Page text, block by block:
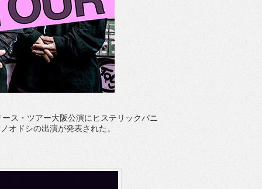
ス・ツアー大阪公演にヒステリックパニ
オドシの出演が発表された。